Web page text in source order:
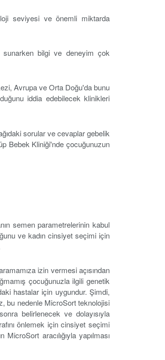
seviyesi ve önemli miktarda
bilgi ve deneyim çok
Avrupa ve Orta Doğu'da bunu
iddia edebilecek klinikleri
sorular ve cevaplar gebelik
Bebek Kliniği'nde çocuğunuzun
semen parametrelerinin kabul
ve kadın cinsiyet seçimi için
izin vermesi açısından
çocuğunuzla ilgili genetik
hastalar için uygundur. Şimdi,
bu nedenle MicroSort teknolojisi
belirlenecek ve dolayısıyla
önlemek için cinsiyet seçimi
aracılığıyla yapılması